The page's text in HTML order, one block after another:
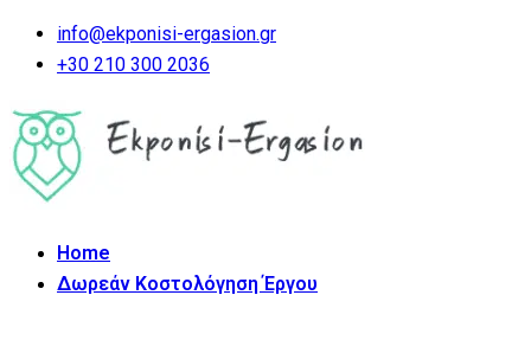
info@ekponisi-ergasion.gr
+30 210 300 2036
Home
Δωρεάν Κοστολόγηση Έργου